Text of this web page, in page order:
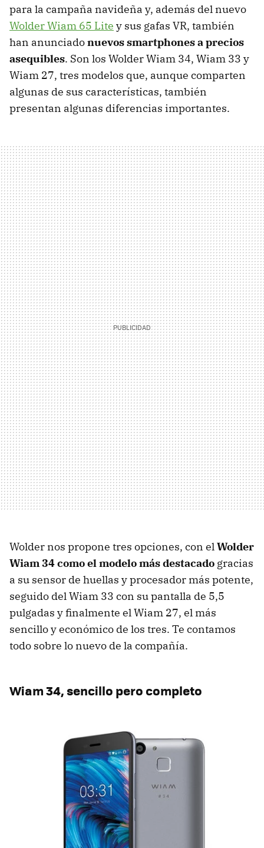
para la campaña navideña y, además del nuevo
Wolder Wiam 65 Lite y sus gafas VR, también
han anunciadonuevos smartphones a precios
asequibles. Son los Wolder Wiam 34, Wiam 33 y
Wiam 27, tres modelos que, aunque comparten
algunas de sus características, también
presentan algunas diferencias importantes.
Wolder nos propone tres opciones, con elWolder
Wiam 34 como el modelo más destacado gracias
a su sensor de huellas y procesador más potente,
seguido del Wiam 33 con su pantalla de 5,5
pulgadas y finalmente el Wiam 27, el más
sencillo y económico de los tres. Te contamos
todo sobre lo nuevo de la compañía.
Wiam 34, sencillo pero completo